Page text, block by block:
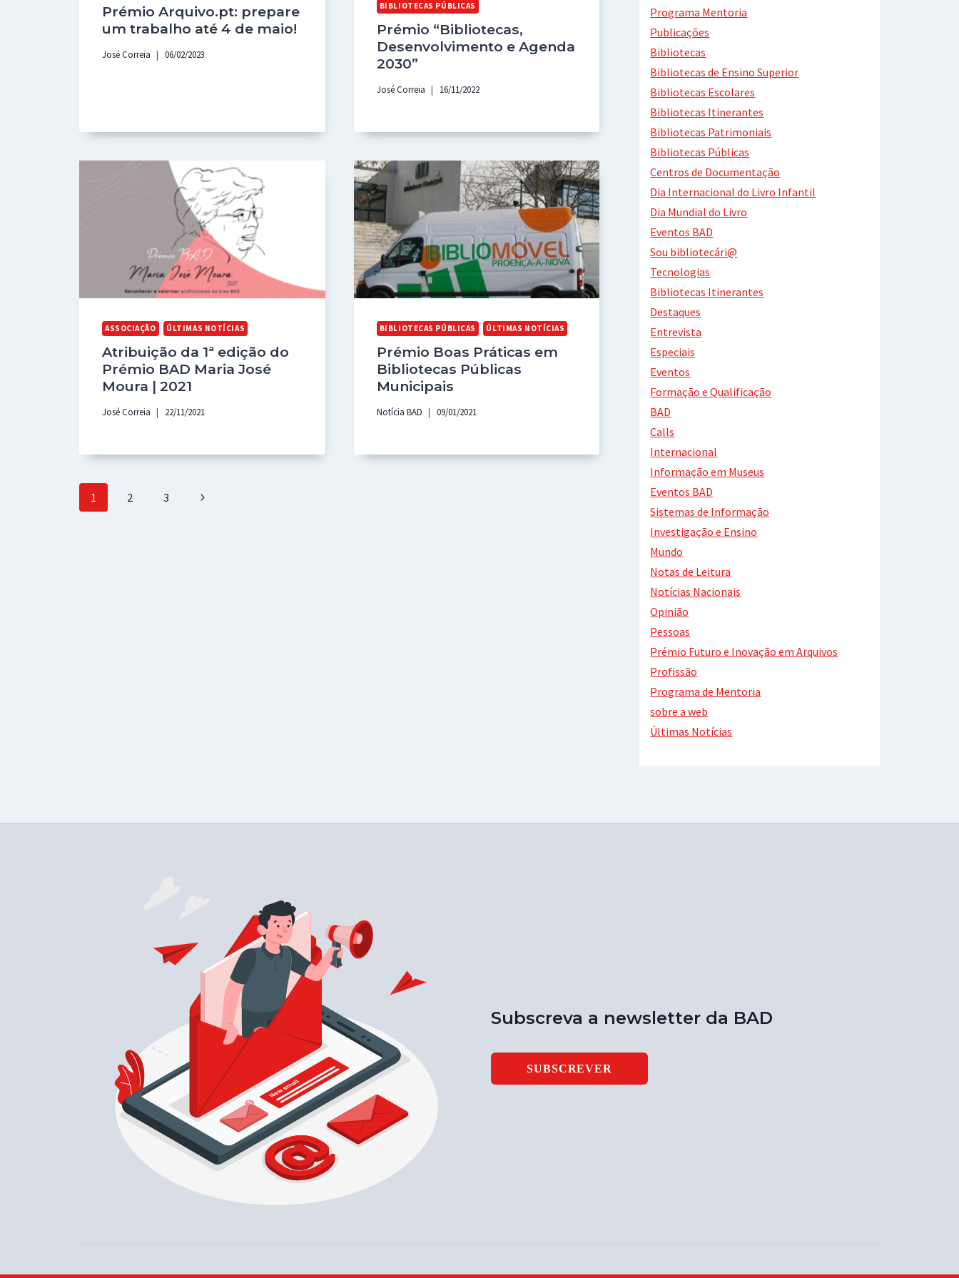
Prémio Arquivo.pt: prepare
um trabalho até 4 de maio!
José Correia 06/02/2023
BIBLIOTECAS PÚBLICAS
Prémio “Bibliotecas,
Desenvolvimento e Agenda
2030”
José Correia 16/11/2022
ASSOCIAÇÃO ÚLTIMAS NOTÍCIAS
Atribuição da 1ª edição do
Prémio BAD Maria José
Moura | 2021
José Correia 22/11/2021
BIBLIOTECAS PÚBLICAS ÚLTIMAS NOTÍCIAS
Prémio Boas Práticas em
Bibliotecas Públicas
Municipais
Notícia BAD 09/01/2021
Page
1 2 3
Next
Programa Mentoria
Publicações
Bibliotecas
Bibliotecas de Ensino Superior
Bibliotecas Escolares
Bibliotecas Itinerantes
Bibliotecas Patrimoniais
Bibliotecas Públicas
Centros de Documentação
Dia Internacional do Livro Infantil
Dia Mundial do Livro
Eventos BAD
Sou bibliotecári@
Tecnologias
Bibliotecas Itinerantes
Destaques
Entrevista
Especiais
Eventos
Formação e Qualificação
BAD
Calls
Internacional
Informação em Museus
Eventos BAD
Sistemas de Informação
Investigação e Ensino
Mundo
Notas de Leitura
Notícias Nacionais
Opinião
Pessoas
Prémio Futuro e Inovação em Arquivos
Profissão
Programa de Mentoria
sobre a web
Últimas Notícias
Subscreva a newsletter da BAD
SUBSCREVER